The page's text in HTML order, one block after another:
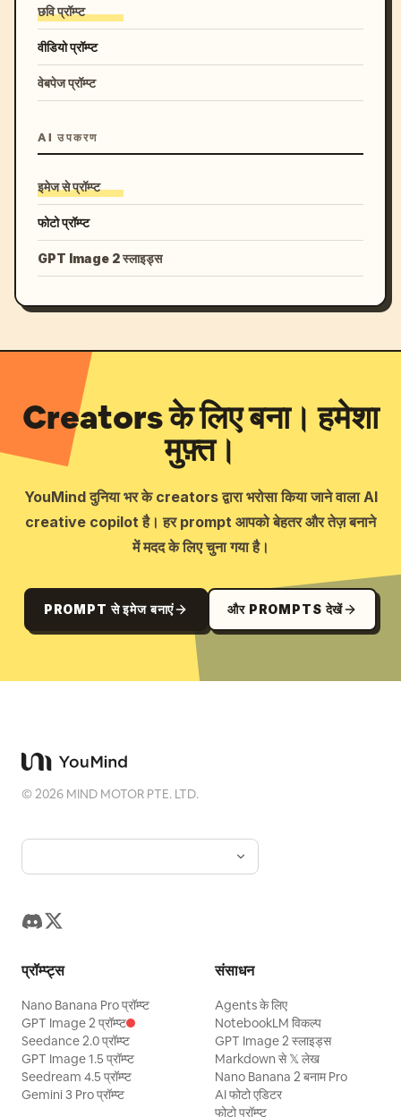
छवि प्रॉम्प्ट
वीडियो प्रॉम्प्ट
वेबपेज प्रॉम्प्ट
AI उपकरण
इमेज से प्रॉम्प्ट
फोटो प्रॉम्प्ट
GPT Image 2 स्लाइड्स
Creators के लिए बना। हमेशा
मुफ़्त।
YouMind दुनिया भर के creators द्वारा भरोसा किया जाने वाला AI
creative copilot है। हर prompt आपको बेहतर और तेज़ बनाने
में मदद के लिए चुना गया है।
PROMPT से इमेज बनाएं और PROMPTS देखें
©2026 MIND MOTOR PTE. LTD.
प्रॉम्प्ट्स
Nano Banana Pro प्रॉम्प्ट
GPT Image 2 प्रॉम्प्ट
Seedance 2.0 प्रॉम्प्ट
GPT Image 1.5 प्रॉम्प्ट
Seedream 4.5 प्रॉम्प्ट
Gemini 3 Pro प्रॉम्प्ट
संसाधन
Agents के लिए
NotebookLM विकल्प
GPT Image 2 स्लाइड्स
Markdown से 𝕏 लेख
Nano Banana 2 बनाम Pro
AI फोटो एडिटर
फोटो प्रॉम्प्ट